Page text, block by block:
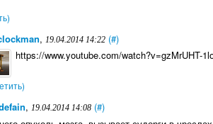
, 19.04.2014 14:22 (#)
https://www.youtube.com/watch?v=gzMrUHT-
,19.04.2014 14:08 (#)